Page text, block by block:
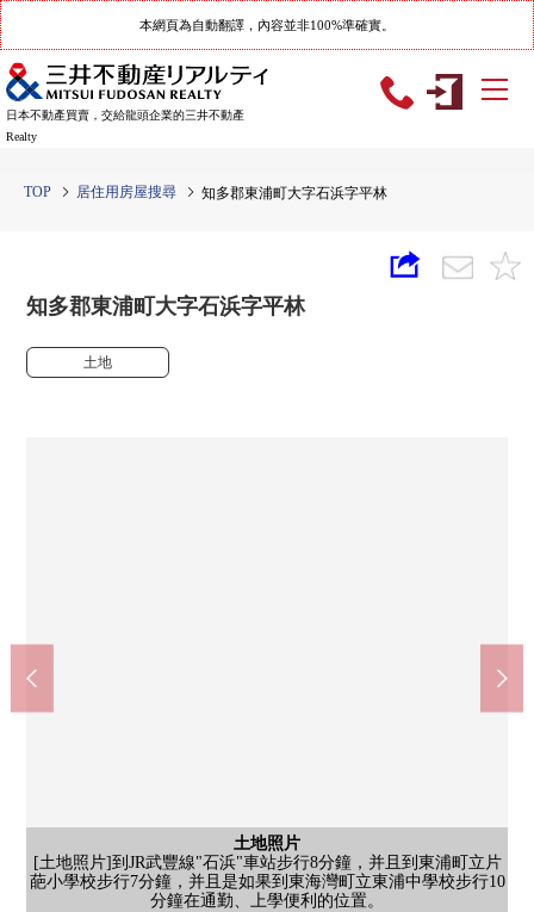
本網頁為自動翻譯，內容並非100%準確實。
日本不動產買賣，交給龍頭企業的三井不動產
Realty
TOP 居住用房屋搜尋 知多郡東浦町大字石浜字平林
知多郡東浦町大字石浜字平林
土地
土地照片
[土地照片]到JR武豐線"石浜"車站步行8分鐘，并且到東浦町立片
葩小學校步行7分鐘，并且是如果到東海灣町立東浦中學校步行10
分鐘在通勤、上學便利的位置。
土地照片
[土地照片]在有建築條件的土地，沒有。能在喜歡的House廠商建
造。
含有前面道路的外觀
[前面道路]在現狀更地，計劃確定後能比較順利轉移到建築。
含有前面道路的外觀
[前面道路]生活便利設施在步行範圍以內。在步行10分鐘以內也有
超市，便利店，突然為添購而能對應。
含有前面道路的外觀
[前面道路]好像能到平林chibikko廣場作為小的孩子的娛樂場所徒
步2分鐘利用。
東浦町立片葩小學校(約500m)
東海灣町立東浦中學校(約800m)